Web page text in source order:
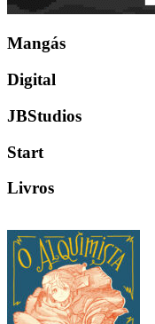
Mangás
Digital
JBStudios
Start
Livros